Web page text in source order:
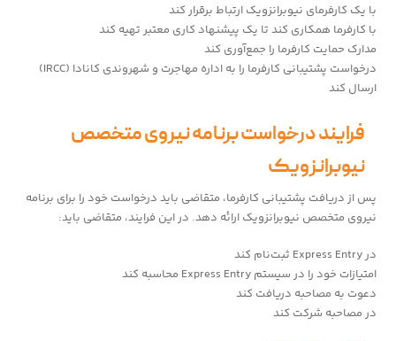
با یک کارفرمای نیوبرانزویک ارتباط برقرار کند
با کارفرما همکاری کند تا یک پیشنهاد کاری معتبر تهیه کند
مدارک حمایت کارفرما را جمع‌آوری کند
درخواست پشتیبانی کارفرما را به اداره مهاجرت و شهروندی کانادا (IRCC)
ارسال کند
فرایند درخواست برنامه نیروی متخصص
نیوبرانزویک
پس از دریافت پشتیبانی کارفرما، متقاضی باید درخواست خود را برای برنامه
نیروی متخصص نیوبرانزویک ارائه دهد. در این فرایند، متقاضی باید:
در Express Entry ثبت‌نام کند
امتیازات خود را در سیستم Express Entry محاسبه کند
دعوت به مصاحبه دریافت کند
در مصاحبه شرکت کند